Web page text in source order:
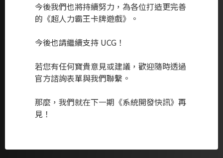
今後我們也將持續努力，為各位打造更完善
的《超人力霸王卡牌遊戲》。
今後也請繼續支持 UCG！
若您有任何寶貴意見或建議，歡迎隨時透過
官方諮詢表單與我們聯繫。
那麼，我們就在下一期《系統開發快訊》再
見！